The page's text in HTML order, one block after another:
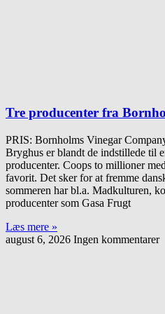
Tre producenter fra
PRIS: Bornholms Vinegar
Bryghus er blandt de indstillede til
producenter. Coops to millioner
favorit. Det sker for at fremme
sommeren har bl.a. Madkulturen,
producenter som Gasa Frugt
Læs mere »
august 6, 2026 Ingen kommentarer